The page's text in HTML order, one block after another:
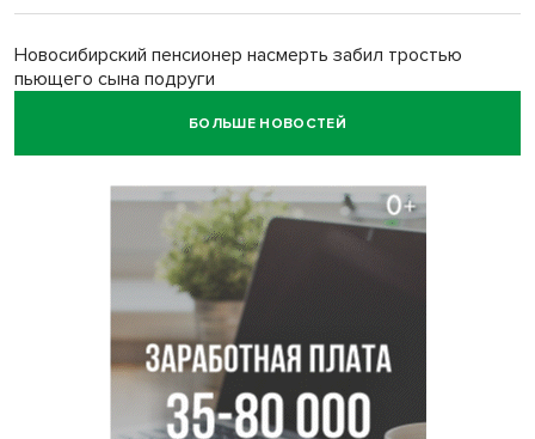
Новосибирский пенсионер насмерть забил тростью
пьющего сына подруги
Площадь у Монумента Славы в Новосибирске пошла
Африканский врач поразил новосибирцев в травмпункте
Покрытие рулежных дорожек обновили в аэропорту
Толмачево по нацпроекту
БОЛЬШЕ НОВОСТЕЙ